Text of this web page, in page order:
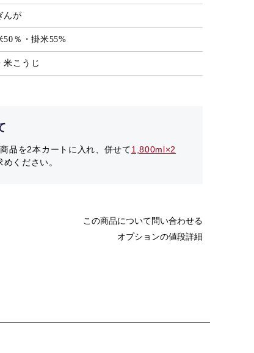
んが
50％・掛米55%
米こうじ
品を2本カートに入れ、併せて1,800ml×2
ください。
この商品について問い合わせる
オプションの値段詳細